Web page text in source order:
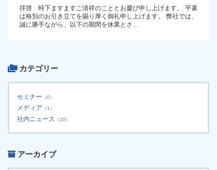
拝啓 時下ますますご清祥のこととお慶び申し上げます。 平素
は格別のお引き立てを賜り厚く御礼申し上げます。 弊社では、
誠に勝手ながら、以下の期間を休業とさ...
カテゴリー
セミナー （0）
メディア （1）
社内ニュース （20）
アーカイブ